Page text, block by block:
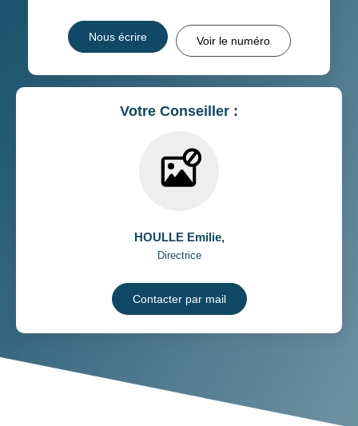
Nous écrire Voir le numéro
Votre Conseiller :
HOULLE Emilie,
Directrice
Contacter par mail